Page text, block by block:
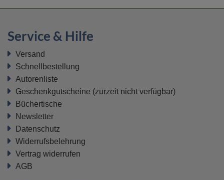
Service & Hilfe
Versand
Schnellbestellung
Autorenliste
Geschenkgutscheine (zurzeit nicht verfügbar)
Büchertische
Newsletter
Datenschutz
Widerrufsbelehrung
Vertrag widerrufen
AGB